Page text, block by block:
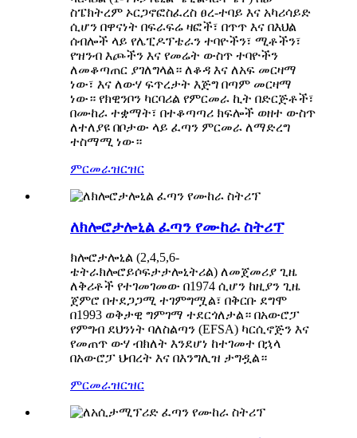
ስፔክትረም ኦርጋኖፎስፈረስ ፀረ-ተባይ እና አካሪሳይድ
ሲሆን በዋናነት በፍራፍሬ ዛፎች፣ በጥጥ እና በእህል
ሰብሎች ላይ የሌፒዶፕቴራን ተባዮችን፣ ሚቶችን፣
የዝንብ እጮችን እና የመሬት ውስጥ ተባዮችን
ለመቆጣጠር ያገለግላል። ለቆዳ እና ለአፍ መርዛማ
ነው፣ እና ለውሃ ፍጥረታት እጅግ በጣም መርዛማ
ነው። የክዊንቦን ካርባሪል የምርመራ ኪት በድርጅቶች፣
በሙከራ ተቋማት፣ በተቆጣጣሪ ክፍሎች ወዘተ ውስጥ
ለተለያዩ በቦታው ላይ ፈጣን ምርመራ ለማድረግ
ተስማሚ ነው።
ምርመራዝርዝር
ለክሎሮታሎኒል ፈጣን የሙከራ ስትሪፕ
ክሎሮታሎኒል (2,4,5,6-
ቴትራክሎሮይሶፍታታሎኒትሪል) ለመጀመሪያ ጊዜ
ለቅሪቶች የተገመገመው በ1974 ሲሆን ከዚያን ጊዜ
ጀምሮ በተደጋጋሚ ተገምግሟል፣ በቅርቡ ደግሞ
በ1993 ወቅታዊ ግምገማ ተደርጎለታል። በአውሮፓ
የምግብ ደህንነት ባለስልጣን (EFSA) ካርሲኖጅን እና
የመጠጥ ውሃ ብክለት እንደሆነ ከተገመተ በኋላ
በአውሮፓ ህብረት እና በእንግሊዝ ታግዷል።
ምርመራዝርዝር